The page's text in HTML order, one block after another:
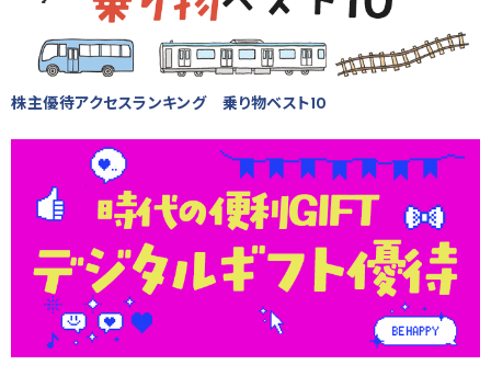
株主優待アクセスランキング 乗り物ベスト10